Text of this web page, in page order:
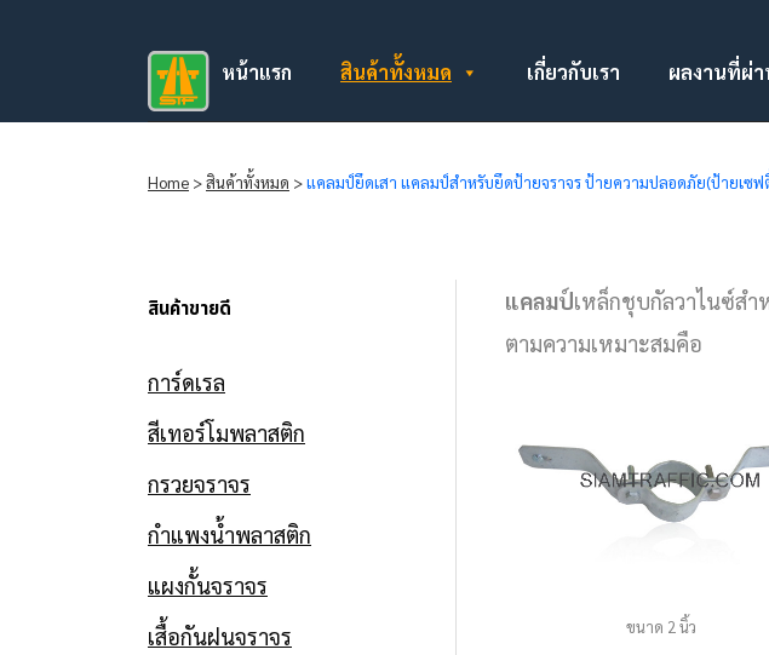
หน้าแรก สินค้าทั้งหมด เกี่ยวกับเรา ผลงานที่ผ่
Home >สินค้าทั้งหมด >แคลมป์ยึดเสา แคลมป์สำหรับยึดป้ายจราจร ป้ายความปลอดภัย(ป้ายเซฟ
สินค้าขายดี
การ์ดเรล
สีเทอร์โมพลาสติก
กรวยจราจร
กำแพงน้ำพลาสติก
แผงกั้นจราจร
เสื้อกันฝนจราจร
แคลมป์เหล็กชุบกัลวาไนซ์สำ
ตามความเหมาะสมคือ
ขนาด 2 นิ้ว